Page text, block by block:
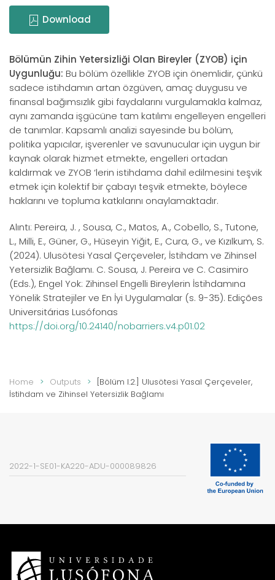
Download
Bölümün Zihin Yetersizliği Olan Bireyler (ZYOB) için
Uygunluğu: Bu bölüm özellikle ZYOB için önemlidir, çünkü
sadece istihdamın artan özgüven, amaç duygusu ve
finansal bağımsızlık gibi faydalarını vurgulamakla kalmaz,
aynı zamanda işgücüne tam katılımı engelleyen engelleri
de tanımlar. Kapsamlı analizi sayesinde bu bölüm,
politika yapıcılar, işverenler ve savunucular için uygun bir
kaynak olarak hizmet etmekte, engelleri ortadan
kaldırmak ve ZYOB ‘lerin istihdama dahil edilmesini teşvik
etmek için kolektif bir çabayı teşvik etmekte, böylece
haklarını ve topluma katkılarını onaylamaktadır.
Alıntı: Pereira, J. , Sousa, C., Matos, A., Cobello, S., Tutone,
L., Milli, E., Güner, G., Hüseyin Yiğit, E., Cura, G., ve Kızılkum, S.
(2024). Ulusötesi Yasal Çerçeveler, İstihdam ve Zihinsel
Yetersizlik Bağlamı. C. Sousa, J. Pereira ve C. Casimiro
(Eds.), Engel Yok: Zihinsel Engelli Bireylerin İstihdamına
Yönelik Stratejiler ve En İyi Uygulamalar (s. 9-35). Edições
Universitárias Lusófonas
https://doi.org/10.24140/nobarriers.v4.p01.02
Home Outputs
[Bölüm I.2.] Ulusötesi Yasal Çerçeveler,
İstihdam ve Zihinsel Yetersizlik Bağlamı
2022-1-SE01-KA220-ADU-000089826